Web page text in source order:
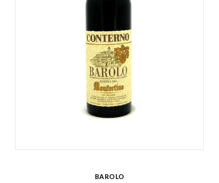
BAROLO